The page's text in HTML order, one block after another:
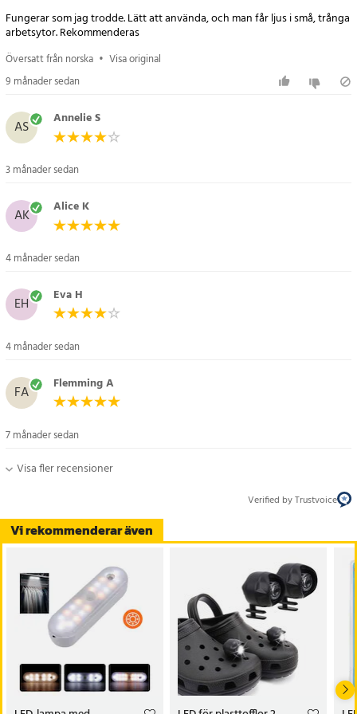
- Varumärke: Atom
Artikelnummer
Vi rekommenderar även
Fungerar som jag trodde. Lätt att använda, och man får ljus i små, trånga
arbetsytor. Rekommenderas
Översatt från norska • Visa original
9 månader sedan
AS Annelie S
3 månader sedan
AK Alice K
4 månader sedan
EH Eva H
4 månader sedan
FA Flemming A
7 månader sedan
Visa fler recensioner
Verified by Trustvoice